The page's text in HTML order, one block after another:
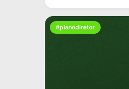
#planodiretor